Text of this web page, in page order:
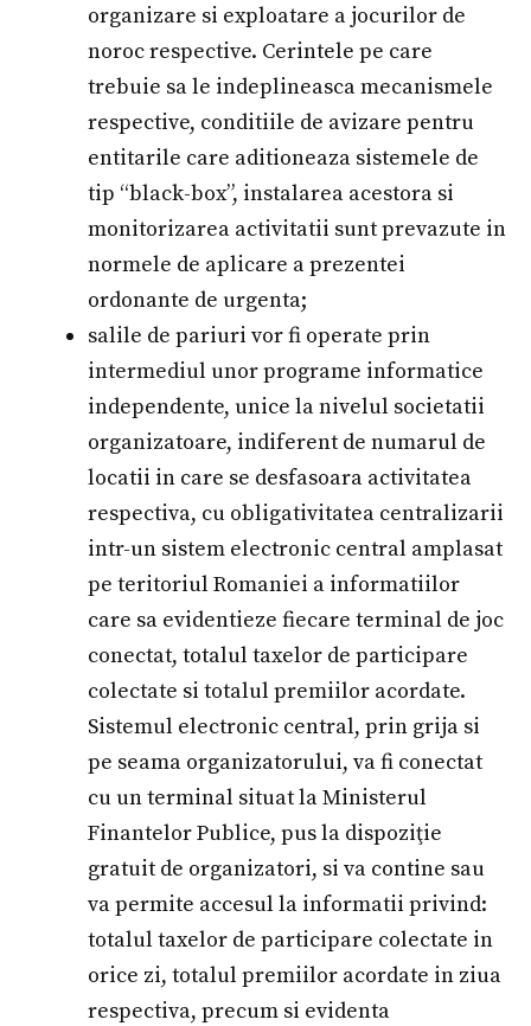
organizare si exploatare a jocurilor de
noroc respective. Cerintele pe care
trebuie sa le indeplineasca mecanismele
respective, conditiile de avizare pentru
entitarile care aditioneaza sistemele de
tip “black-box”, instalarea acestora si
monitorizarea activitatii sunt prevazute in
normele de aplicare a prezentei
ordonante de urgenta;
salile de pariuri vor fi operate prin
intermediul unor programe informatice
independente, unice la nivelul societatii
organizatoare, indiferent de numarul de
locatii in care se desfasoara activitatea
respectiva, cu obligativitatea centralizarii
intr-un sistem electronic central amplasat
pe teritoriul Romaniei a informatiilor
care sa evidentieze fiecare terminal de joc
conectat, totalul taxelor de participare
colectate si totalul premiilor acordate.
Sistemul electronic central, prin grija si
pe seama organizatorului, va fi conectat
cu un terminal situat la Ministerul
Finantelor Publice, pus la dispoziţie
gratuit de organizatori, si va contine sau
va permite accesul la informatii privind:
totalul taxelor de participare colectate in
orice zi, totalul premiilor acordate in ziua
respectiva, precum si evidenta